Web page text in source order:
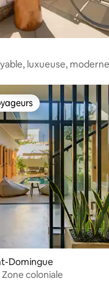
luxueuse,
les plus appréciés
Domingue
Zone coloniale